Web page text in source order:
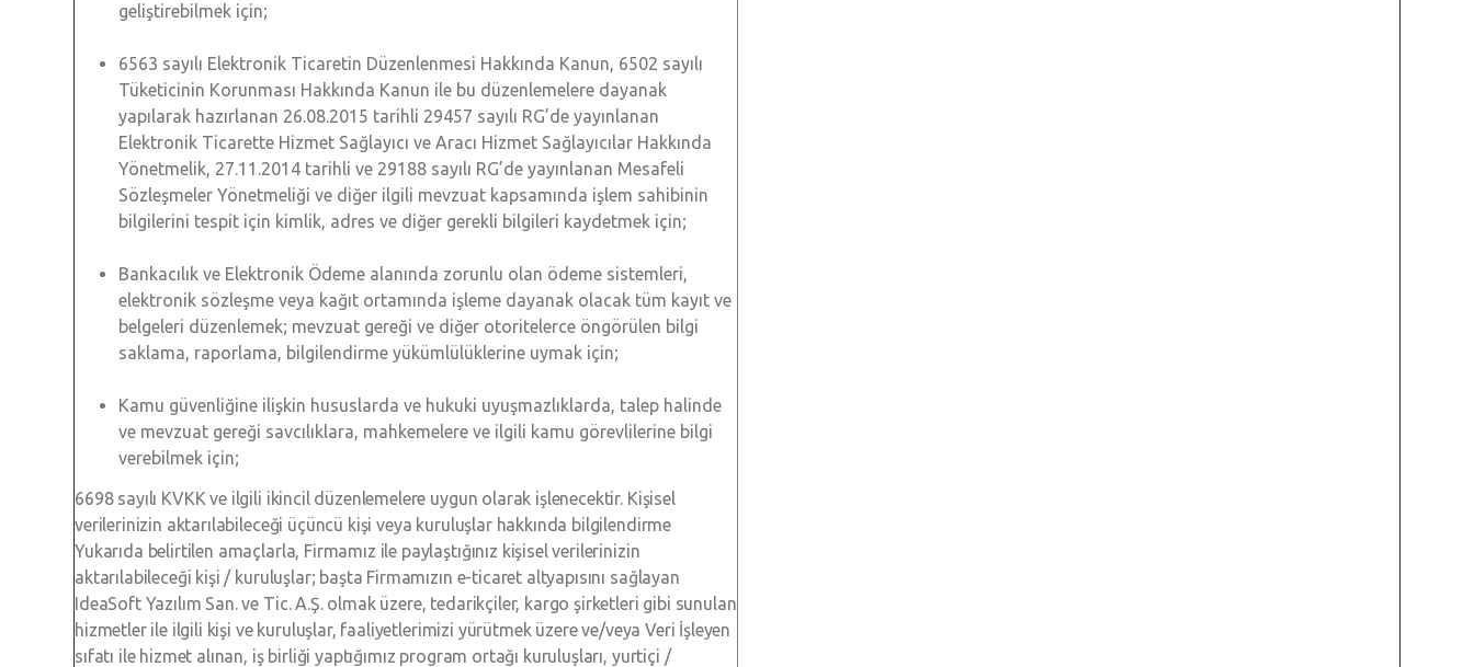
geliştirebilmek için;
6563 sayılı Elektronik Ticaretin Düzenlenmesi Hakkında Kanun, 6502 sayılı
Tüketicinin Korunması Hakkında Kanun ile bu düzenlemelere dayanak
yapılarak hazırlanan 26.08.2015 tarihli 29457 sayılı RG’de yayınlanan
Elektronik Ticarette Hizmet Sağlayıcı ve Aracı Hizmet Sağlayıcılar Hakkında
Yönetmelik, 27.11.2014 tarihli ve 29188 sayılı RG’de yayınlanan Mesafeli
Sözleşmeler Yönetmeliği ve diğer ilgili mevzuat kapsamında işlem sahibinin
bilgilerini tespit için kimlik, adres ve diğer gerekli bilgileri kaydetmek için;
Bankacılık ve Elektronik Ödeme alanında zorunlu olan ödeme sistemleri,
elektronik sözleşme veya kağıt ortamında işleme dayanak olacak tüm kayıt ve
belgeleri düzenlemek; mevzuat gereği ve diğer otoritelerce öngörülen bilgi
saklama, raporlama, bilgilendirme yükümlülüklerine uymak için;
Kamu güvenliğine ilişkin hususlarda ve hukuki uyuşmazlıklarda, talep halinde
ve mevzuat gereği savcılıklara, mahkemelere ve ilgili kamu görevlilerine bilgi
verebilmek için;
6698 sayılı KVKK ve ilgili ikincil düzenlemelere uygun olarak işlenecektir. Kişisel
verilerinizin aktarılabileceği üçüncü kişi veya kuruluşlar hakkında bilgilendirme
Yukarıda belirtilen amaçlarla, Firmamız ile paylaştığınız kişisel verilerinizin
aktarılabileceği kişi / kuruluşlar; başta Firmamızın e-ticaret altyapısını sağlayan
IdeaSoft Yazılım San. ve Tic. A.Ş. olmak üzere, tedarikçiler, kargo şirketleri gibi sunulan
hizmetler ile ilgili kişi ve kuruluşlar, faaliyetlerimizi yürütmek üzere ve/veya Veri İşleyen
sıfatı ile hizmet alınan, iş birliği yaptığımız program ortağı kuruluşları, yurtiçi /